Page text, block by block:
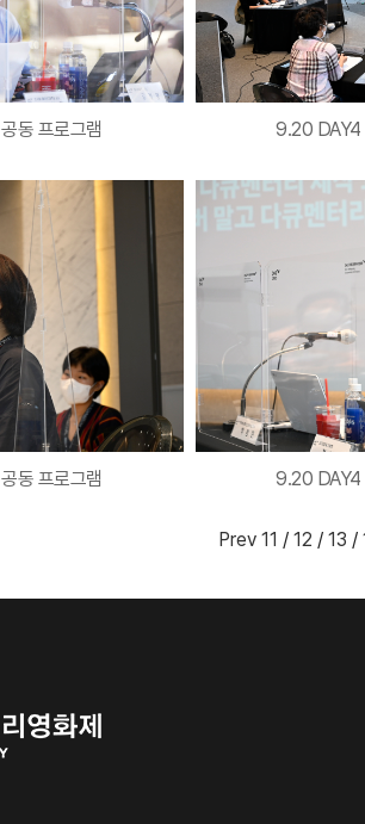
동 프로그램 9.20 DAY4
동 프로그램 9.20 DAY4
Prev 11 / 12 / 13 /